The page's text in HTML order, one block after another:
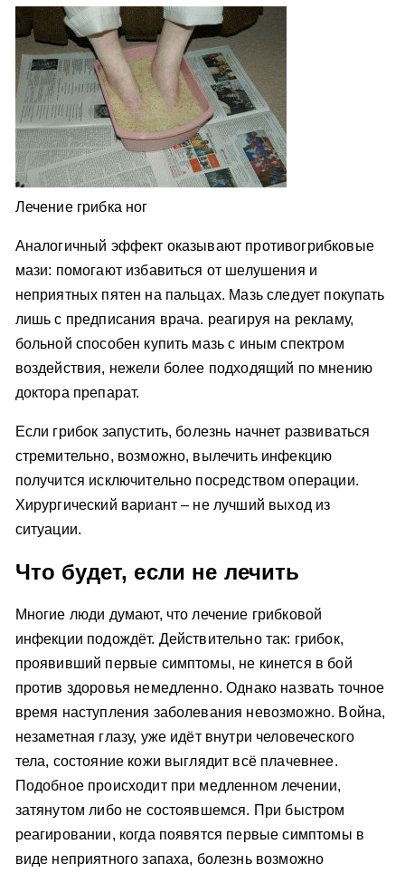
Лечение грибка ног
Аналогичный эффект оказывают противогрибковые
мази: помогают избавиться от шелушения и
неприятных пятен на пальцах. Мазь следует покупать
лишь с предписания врача. реагируя на рекламу,
больной способен купить мазь с иным спектром
воздействия, нежели более подходящий по мнению
доктора препарат.
Если грибок запустить, болезнь начнет развиваться
стремительно, возможно, вылечить инфекцию
получится исключительно посредством операции.
Хирургический вариант – не лучший выход из
ситуации.
Что будет, если не лечить
Многие люди думают, что лечение грибковой
инфекции подождёт. Действительно так: грибок,
проявивший первые симптомы, не кинется в бой
против здоровья немедленно. Однако назвать точное
время наступления заболевания невозможно. Война,
незаметная глазу, уже идёт внутри человеческого
тела, состояние кожи выглядит всё плачевнее.
Подобное происходит при медленном лечении,
затянутом либо не состоявшемся. При быстром
реагировании, когда появятся первые симптомы в
виде неприятного запаха, болезнь возможно